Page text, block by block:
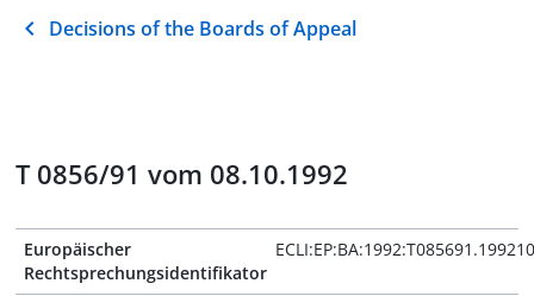
Decisions of the Boards of Appeal
T 0856/91 vom 08.10.1992
Europäischer
Rechtsprechungsidentifikator